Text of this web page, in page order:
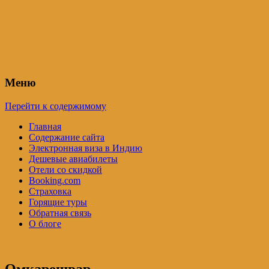
Меню
Перейти к содержимому
Главная
Содержание сайта
Электронная виза в Индию
Дешевые авиабилеты
Отели со скидкой
Booking.com
Страховка
Горящие туры
Обратная связь
О блоге